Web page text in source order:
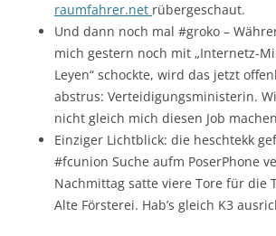
raumfahrer.net rübergeschaut.
Und dann noch mal #groko –
mich gestern noch mit „Internetz-
Leyen“ schockte, wird das jetzt
abstrus: Verteidigungsministerin.
nicht gleich mich diesen Job
Einziger Lichtblick: die heschtekk
#fcunion Suche aufm PoserPhone
Nachmittag satte viere Tore für die
Alte Försterei. Hab’s gleich K3